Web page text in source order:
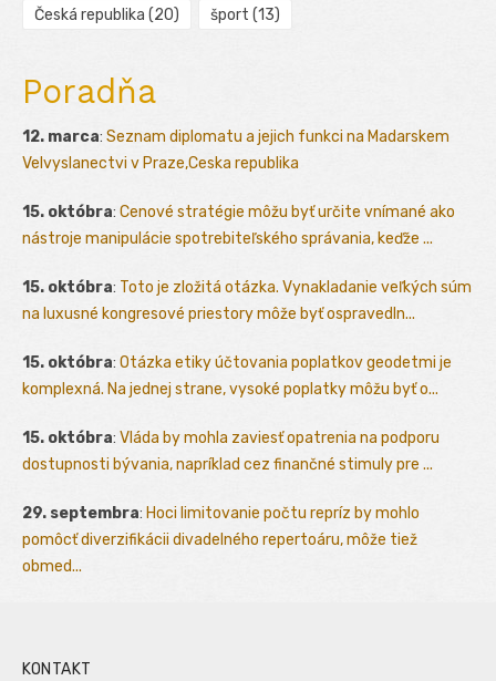
Česká republika (20) šport (13)
Poradňa
12. marca: Seznam diplomatu a jejich funkci na Madarskem
Velvyslanectvi v Praze,Ceska republika
15. októbra: Cenové stratégie môžu byť určite vnímané ako
nástroje manipulácie spotrebiteľského správania, keďže ...
15. októbra: Toto je zložitá otázka. Vynakladanie veľkých súm
na luxusné kongresové priestory môže byť ospravedln...
15. októbra: Otázka etiky účtovania poplatkov geodetmi je
komplexná. Na jednej strane, vysoké poplatky môžu byť o...
15. októbra: Vláda by mohla zaviesť opatrenia na podporu
dostupnosti bývania, napríklad cez finančné stimuly pre ...
29. septembra: Hoci limitovanie počtu repríz by mohlo
pomôcť diverzifikácii divadelného repertoáru, môže tiež
obmed...
KONTAKT